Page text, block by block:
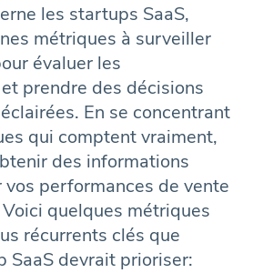
les startups SaaS,
métriques à surveiller
évaluer les
prendre des décisions
En se concentrant
qui comptent vraiment,
des informations
vos performances de vente
quelques métriques
récurrents clés que
SaaS devrait prioriser: